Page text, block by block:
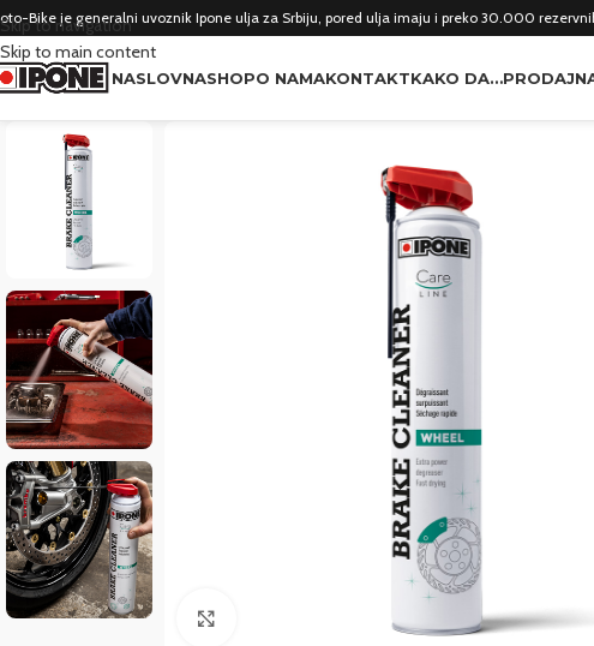
Skip to navigation
Skip to main content
Bike je generalni uvoznik Ipone ulja za Srbiju, pored ulja imaju i preko 30.000
NASLOVNASHOPO NAMAKONTAKTKAKO DA…